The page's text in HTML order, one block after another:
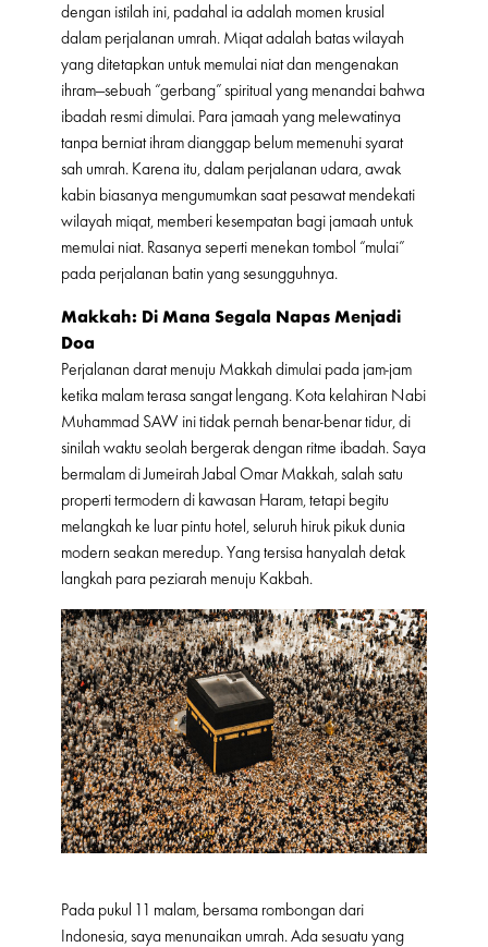
dengan istilah ini, padahal ia adalah momen krusial
dalam perjalanan umrah. Miqat adalah batas wilayah
yang ditetapkan untuk memulai niat dan mengenakan
ihram—sebuah “gerbang” spiritual yang menandai bahwa
ibadah resmi dimulai. Para jamaah yang melewatinya
tanpa berniat ihram dianggap belum memenuhi syarat
sah umrah. Karena itu, dalam perjalanan udara, awak
kabin biasanya mengumumkan saat pesawat mendekati
wilayah miqat, memberi kesempatan bagi jamaah untuk
memulai niat. Rasanya seperti menekan tombol “mulai”
pada perjalanan batin yang sesungguhnya.
Makkah: Di Mana Segala Napas Menjadi
Doa
Perjalanan darat menuju Makkah dimulai pada jam-jam
ketika malam terasa sangat lengang. Kota kelahiran Nabi
Muhammad SAW ini tidak pernah benar-benar tidur, di
sinilah waktu seolah bergerak dengan ritme ibadah. Saya
bermalam di Jumeirah Jabal Omar Makkah, salah satu
properti termodern di kawasan Haram, tetapi begitu
melangkah ke luar pintu hotel, seluruh hiruk pikuk dunia
modern seakan meredup. Yang tersisa hanyalah detak
langkah para peziarah menuju Kakbah.
Pada pukul 11 malam, bersama rombongan dari
Indonesia, saya menunaikan umrah. Ada sesuatu yang